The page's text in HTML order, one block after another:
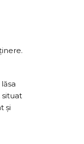
situat
și